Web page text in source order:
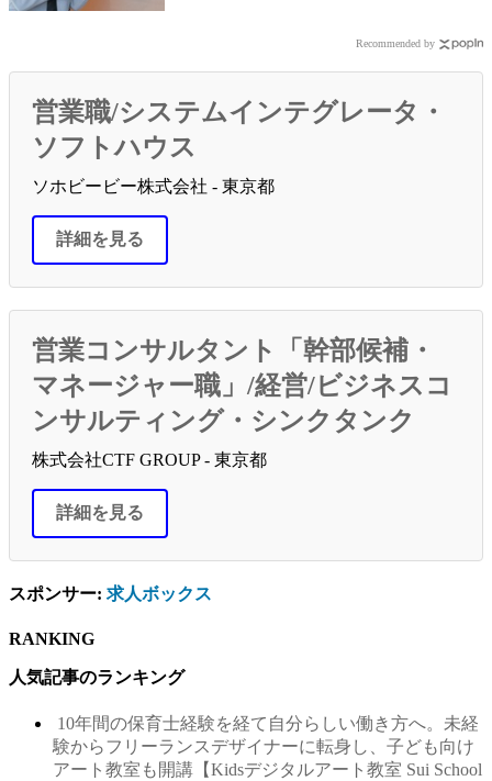
Recommended by
営業職/システムインテグレータ・
ソフトハウス
ソホビービー株式会社 - 東京都
詳細を見る
営業コンサルタント「幹部候補・
マネージャー職」/経営/ビジネスコ
ンサルティング・シンクタンク
株式会社CTF GROUP - 東京都
詳細を見る
スポンサー: 求人ボックス
RANKING
人気記事のランキング
10年間の保育士経験を経て自分らしい働き方へ。未経
験からフリーランスデザイナーに転身し、子ども向け
アート教室も開講【Kidsデジタルアート教室 Sui School